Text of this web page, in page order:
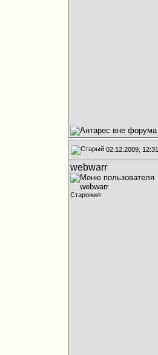
02.12.2009, 12:31
webwarr
Старожил